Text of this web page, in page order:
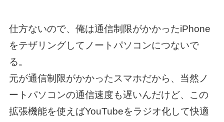
仕方ないので、俺は通信制限がかかったiPhone
をテザリングしてノートパソコンにつないで
る。
元が通信制限がかかったスマホだから、当然ノ
ートパソコンの通信速度も遅いんだけど、この
拡張機能を使えばYouTubeをラジオ化して快適